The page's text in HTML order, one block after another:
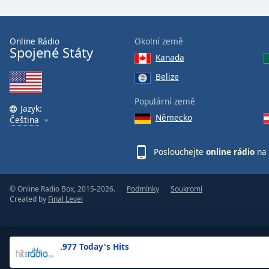
Text
Opacity
Background
.977 Today's Hits
Online Rádio
Spojené Státy
Jazyk:
Čeština
Okolní země
Kanada
Belize
Populární země
Německo
Poslouchejte online rádio
© Online Radio Box, 2015-2026.
Created by Final Level
Podmínky Soukromí